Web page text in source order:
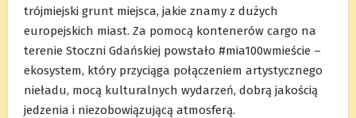
trójmiejski grunt miejsca, jakie znamy z dużych
europejskich miast. Za pomocą kontenerów cargo na
terenie Stoczni Gdańskiej powstało #mia100wmieście –
ekosystem, który przyciąga połączeniem artystycznego
nieładu, mocą kulturalnych wydarzeń, dobrą jakością
jedzenia i niezobowiązującą atmosferą.